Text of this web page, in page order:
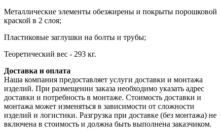
Металлические элементы обезжирены и покрыты порошковой
краской в 2 слоя;
Пластиковые заглушки на болты и трубы;
Теоретический вес - 293 кг.
Доставка и оплата
Наша компания предоставляет услуги доставки и монтажа
изделий. При размещении заказа необходимо указать адрес
доставки и потребность в монтаже. Стоимость доставки и
монтажа может изменяться в зависимости от сложности
изделий и логистики. Разгрузка при доставке (без монтажа) не
включена в стоимость и должна быть выполнена заказчиком.